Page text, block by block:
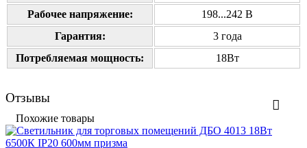
Рабочее напряжение:
198...242 В
Гарантия:
3 года
Потребляемая мощность:
18Вт
Отзывы
Похожие товары